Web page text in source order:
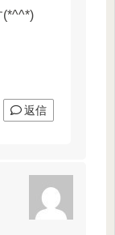
(*^^*)
返信